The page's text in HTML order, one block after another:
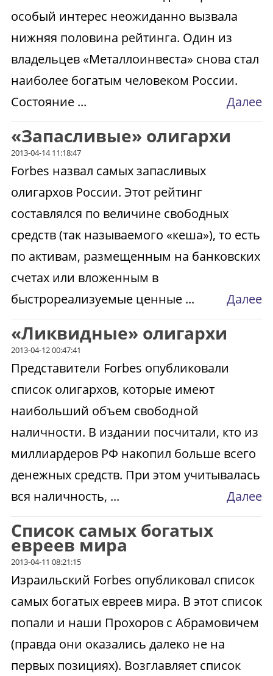
особый интерес неожиданно вызвала
нижняя половина рейтинга. Один из
владельцев «Металлоинвеста» снова стал
наиболее богатым человеком России.
Состояние ...
Далее
«Запасливые» олигархи
2013-04-14 11:18:47
Forbes назвал самых запасливых
олигархов России. Этот рейтинг
составлялся по величине свободных
средств (так называемого «кеша»), то есть
по активам, размещенным на банковских
счетах или вложенным в
быстрореализуемые ценные ...
Далее
«Ликвидные» олигархи
2013-04-12 00:47:41
Представители Forbes опубликовали
список олигархов, которые имеют
наибольший объем свободной
наличности. В издании посчитали, кто из
миллиардеров РФ накопил больше всего
денежных средств. При этом учитывалась
вся наличность, ...
Далее
Список самых богатых
евреев мира
2013-04-11 08:21:15
Израильский Forbes опубликовал список
самых богатых евреев мира. В этот список
попали и наши Прохоров с Абрамовичем
(правда они оказались далеко не на
первых позициях). Возглавляет список